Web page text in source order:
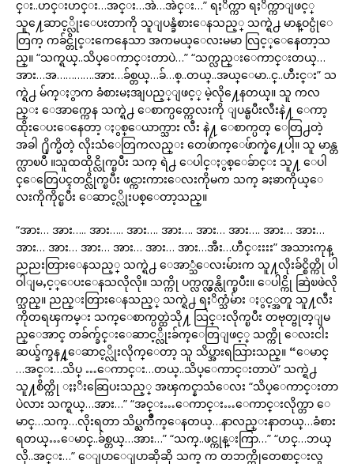
င္း..ဟင္းဟင္း…အင္း…အဲ…အဲင္း…” ရႈိက္ကာ ရႈိက္ကာျဖင့္
သူ႔ေဆာင့္လိုးေပးတာကို သူျပန္ခံစားေနသည့္ သက္ရဲ႕ မာန္ဝင္ပုံေ
တြက့ ကခ်င္တိုင္းကေနေသာ အကမယ္ေလးမမာ လြင့္ေနေတာ့သ
ည္။ “သက္ရယ္..သိပ္ေကာင္းတာပဲ…” “သက္လည္းေကာင္းတယ္…
အား…အ………….အား…ခ်စ္တယ္…ခ်…စ္..တယ္..အယ္ေမာ..င္..ဟီးင္း” သ
က္ရဲ႕ မ်က္ႏွာက ခံစားမႈအျပည့္ျဖင့္ မဲ့လို႔ေနတယ္။ သူ ကလ
ည္း ေအာက္ကေန သက္ရဲ႕ ေစာက္ပတ္ကေလးကို ျပန္ၿပီးလီးနဲ႔ ေကာ့
ထိုးေပးေနေတာ့ ႏွစ္ေယာက္သား လီး နဲ႔ ေစာက္ပတ္ ေတြ႕တဲ့
အခါ ႐ိုက္မိတဲ့ လိုးသံေတြကလည္း တေဖ်ာက္ေဖ်ာက္နဲ႔ေပါ့။ သူ မာန္တ
က္လာၿပီ ။သူထထိုင္လိုက္ၿပီး သက္ ရဲ႕ ေပါင္ႏွစ္ေခ်ာင္း သူ႔ ေပါ
င္ေတြေပၚတင္လိုက္ၿပီး ဖင္ကားကားေလးကိုမက သက္ ခႏၶာကိုယ္ေ
လးကိုကိုင္ၿပီး ေဆာင့္လိုးပစ္ေတာ့သည္။
“အား… အား….. အား….. အား…. အား…. အား… အား…. အား… အား…
အား… အား… အား… အား… အား… အား…အီး…ဟီင္းးးး” အသားကုန္
ညညးတြားေနသည့္ သက္ရဲ႕ ေအာ္သံေလးမ်ားက သူ႔လိုးခ်င္စိတ္ကို ပါ
ဝါျမႇင့္ေပးေနသလိုလို။ သက္ကို ပက္လက္လွန္လိုက္ၿပီး။ ေပါင္ကို ဆြဲၿဖဲလို
က္သည္။ ညည္းတြားေနသည့္ သက္ရဲ႕ ရႈိက္သံမ်ား ႏွင့္အတူ သူ႔လီး
ကိုတရၾကမ္း သက္ေစာက္ပတ္ထဲသို႔ သြင္းလိုက္ၿပီး တဗုတ္ဗုတ္ျမ
ည္ေအာင္ တခ်က္ခ်င္းေဆာင့္လိုးခ်က္ေတြျဖင့္ သက္ကို ေလးငါး
ဆယ္ခ်က္ခန႔္ေဆာင့္လိုးလိုက္ေတာ့ သူ သိပ္အားရသြားသည္။ “ေမာင္
…အင္း…သိပ္ …ေကာင္း…တယ္..သိပ္ေကာင္းတာပဲ” သက္ရဲ႕
သူ႔စိတ္ကို ႏႈိးဆြေပးသည့္ အၾကင္နာသံေလး “သိပ္ေကာင္းတာ
ပဲလား သက္ရယ္…အား…” “အင္း…ေကာင္း…ေကာင္းလိုက္တာ ေ
မာင္…သက္…လိုးရတာ သိပ္ႀကိဳက္ေနတယ္…နာလည္းနာတယ္…ခံစား
ရတယ္…ေမာင္..ခ်စ္တယ္…အား…” “သက္..ဖင္ကုန္းကြာ…” “ဟင္…ဘယ္
လို..အင္း…” ေျပာေျပာဆိုဆို သက္ က တဘက္ကိုတေစာင္းလွ